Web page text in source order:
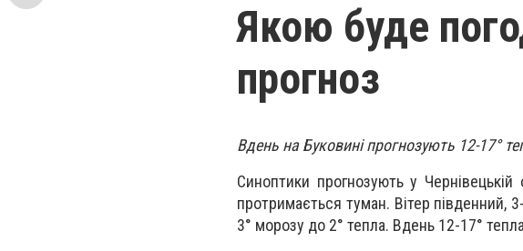
Якою буде
прогноз
Вдень на Буковині прогнозують 12-17°
Синоптики прогнозують у Чернівецькій
протримається туман. Вiтер південний,
3° морозу до 2° тепла. Вдень 12-17°